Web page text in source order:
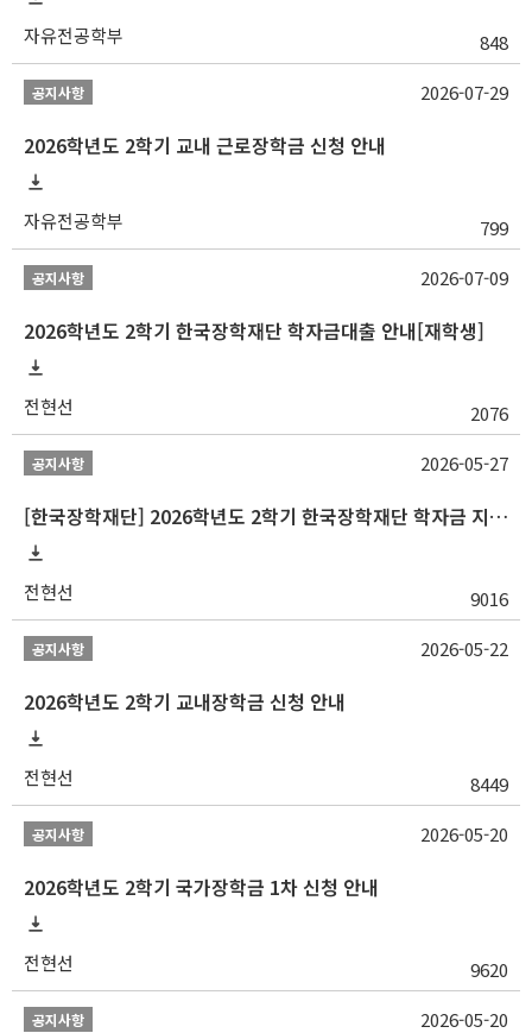
자유전공학부 848
공지사항
2026학년도 2학기 교내 근로장학금 신청 안내
자유전공학부 799
2026-07-29
공지사항
2026학년도 2학기 한국장학재단 학자금대출 안내[재학생]
전현선 2076
2026-07-09
공지사항
[한국장학재단] 2026학년도 2학기 한국장학재단 학자금 지원구간 산정 신청 안내
전현선 9016
2026-05-27
공지사항
2026학년도 2학기 교내장학금 신청 안내
전현선 8449
2026-05-22
공지사항
2026학년도 2학기 국가장학금 1차 신청 안내
전현선 9620
2026-05-20
공지사항 2026-05-20